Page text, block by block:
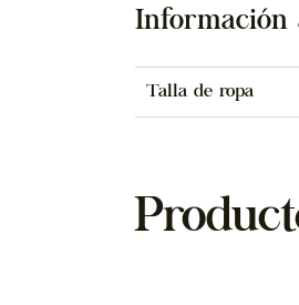
Información
Talla de ropa